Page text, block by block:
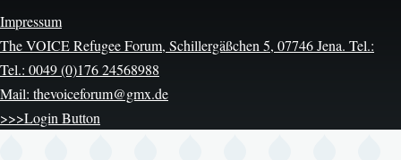
Impressum
The VOICE Refugee Forum, Schillergäßchen 5, 07746 Jena. Tel.:
Tel.: 0049 (0)176 24568988
Mail: thevoiceforum@gmx.de
>>>Login Button